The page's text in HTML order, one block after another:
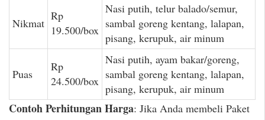
Nikmat
Rp
19.500/box
Nasi putih, telur balado/semur,
sambal goreng kentang, lalapan,
pisang, kerupuk, air minum
Puas
Rp
24.500/box
Nasi putih, ayam bakar/goreng,
sambal goreng kentang, lalapan,
pisang, kerupuk, air minum
Contoh Perhitungan Harga: Jika Anda membeli Paket